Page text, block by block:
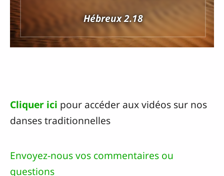
Hébreux 2.18
Cliquer ici pour accéder aux vidéos sur nos
danses traditionnelles
Envoyez-nous vos commentaires ou
questions